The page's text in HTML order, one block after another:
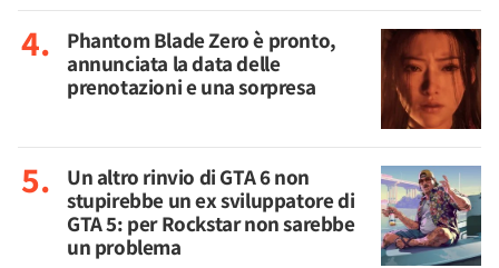
Phantom Blade Zero è pronto,
annunciata la data delle
prenotazioni e una sorpresa
Un altro rinvio di GTA 6 non
stupirebbe un ex sviluppatore di
GTA 5: per Rockstar non sarebbe
un problema